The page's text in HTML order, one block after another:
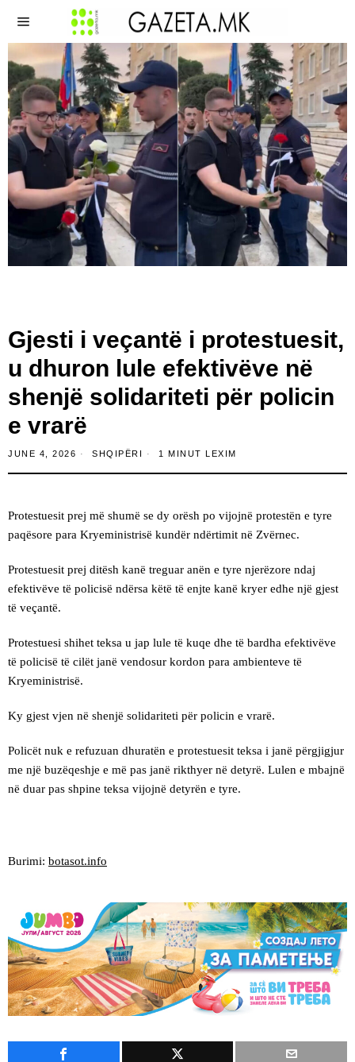
Gjesti i veçantë i protestuesit,
u dhuron lule efektivëve në
shenjë solidariteti për policin
e vrarë
JUNE 4, 2026 SHQIPËRI 1 MINUT LEXIM
Protestuesit prej më shumë se dy orësh po vijojnë protestën e tyre
paqësore para Kryeministrisë kundër ndërtimit në Zvërnec.
Protestuesit prej ditësh kanë treguar anën e tyre njerëzore ndaj
efektivëve të policisë ndërsa këtë të enjte kanë kryer edhe një gjest
të veçantë.
Protestuesi shihet teksa u jap lule të kuqe dhe të bardha efektivëve
të policisë të cilët janë vendosur kordon para ambienteve të
Kryeministrisë.
Ky gjest vjen në shenjë solidariteti për policin e vrarë.
Policët nuk e refuzuan dhuratën e protestuesit teksa i janë përgjigjur
me një buzëqeshje e më pas janë rikthyer në detyrë. Lulen e mbajnë
në duar pas shpine teksa vijojnë detyrën e tyre.
Burimi: botasot.info